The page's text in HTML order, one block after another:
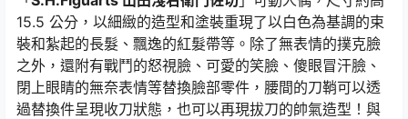
15.5 公分，以細緻的造型和塗裝重現了以白色為基調的束
裝和紮起的長髮、飄逸的紅髮帶等。除了無表情的撲克臉
之外，還附有戰鬥的怒視臉、可愛的笑臉、傻眼冒汗臉、
閉上眼睛的無奈表情等替換臉部零件，腰間的刀鞘可以透
過替換件呈現收刀狀態，也可以再現拔刀的帥氣造型！與